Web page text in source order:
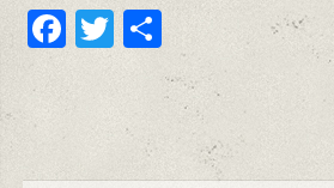
F
a
c
T
w
er
共
有